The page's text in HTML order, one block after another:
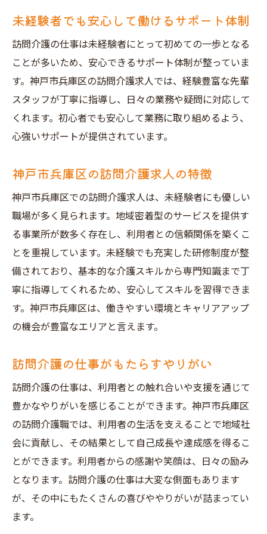
地域の掲示板やチラシをチェック
ハローワークのサポートを受ける
介護事業者連絡協議会の活用
友人や知人からの口コミ情報
効果的な求人情報のフィルタリング
未経験者が神戸市兵庫区で訪問介護求人を見つ
けるためのコツ
応募前に確認すべき事項
応募する前に職場見学をする利点
短期バイトで仕事環境を試してみる
面接での効果的なアプローチ
神戸市兵庫区の訪問介護求人未経験者が成功す
るためのステップ
応募から採用までの流れ
先輩職員とのコミュニケーション
定期的なフィードバックと成長の機会
仕事とプライベートのバランスを取る
長期的なキャリアプランを考える
オンラインと福祉相談窓口を使った神戸市兵庫
区の訪問介護求人の探し方
未経験者でも安心して働けるサポート体制
訪問介護の仕事は未経験者にとって初めての一歩となる
ことが多いため、安心できるサポート体制が整っていま
す。神戸市兵庫区の訪問介護求人では、経験豊富な先輩
スタッフが丁寧に指導し、日々の業務や疑問に対応して
くれます。初心者でも安心して業務に取り組めるよう、
心強いサポートが提供されています。
神戸市兵庫区の訪問介護求人の特徴
神戸市兵庫区での訪問介護求人は、未経験者にも優しい
職場が多く見られます。地域密着型のサービスを提供す
る事業所が数多く存在し、利用者との信頼関係を築くこ
とを重視しています。未経験でも充実した研修制度が整
備されており、基本的な介護スキルから専門知識まで丁
寧に指導してくれるため、安心してスキルを習得できま
す。神戸市兵庫区は、働きやすい環境とキャリアアップ
の機会が豊富なエリアと言えます。
訪問介護の仕事がもたらすやりがい
訪問介護の仕事は、利用者との触れ合いや支援を通じて
豊かなやりがいを感じることができます。神戸市兵庫区
の訪問介護職では、利用者の生活を支えることで地域社
会に貢献し、その結果として自己成長や達成感を得るこ
とができます。利用者からの感謝や笑顔は、日々の励み
となります。訪問介護の仕事は大変な側面もあります
が、その中にもたくさんの喜びややりがいが詰まってい
ます。